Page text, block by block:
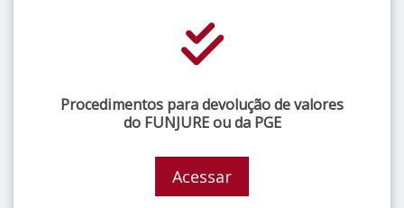
Procedimentos para devolução de valores
do FUNJURE ou da PGE
Acessar